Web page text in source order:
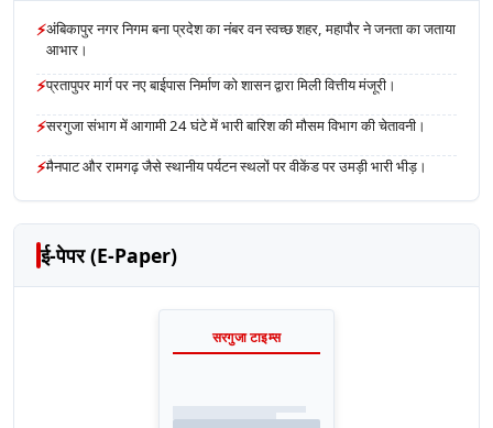
⚡अंबिकापुर नगर निगम बना प्रदेश का नंबर वन स्वच्छ शहर, महापौर ने जनता का जताया
आभार।
⚡प्रतापुपर मार्ग पर नए बाईपास निर्माण को शासन द्वारा मिली वित्तीय मंजूरी।
⚡सरगुजा संभाग में आगामी 24 घंटे में भारी बारिश की मौसम विभाग की चेतावनी।
⚡मैनपाट और रामगढ़ जैसे स्थानीय पर्यटन स्थलों पर वीकेंड पर उमड़ी भारी भीड़।
ई-पेपर (E-Paper)
सरगुजा टाइम्स